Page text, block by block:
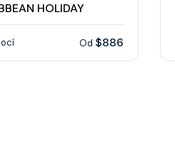
HOLIDAY
Od $886